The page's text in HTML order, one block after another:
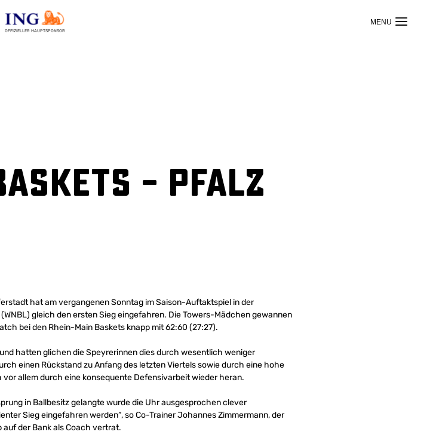
OFFIZIELLER HAUPTSPONSOR
– Pfalz
hat am vergangenen Sonntag im Saison-Auftaktspiel in der
gleich den ersten Sieg eingefahren. Die Towers-Mädchen gewannen
bei den Rhein-Main Baskets knapp mit 62:60 (27:27).
hatten glichen die Speyrerinnen dies durch wesentlich weniger
einen Rückstand zu Anfang des letzten Viertels sowie durch eine hohe
allem durch eine konsequente Defensivarbeit wieder heran.
in Ballbesitz gelangte wurde die Uhr ausgesprochen clever
Sieg eingefahren werden“, so Co-Trainer Johannes Zimmermann, der
der Bank als Coach vertrat.